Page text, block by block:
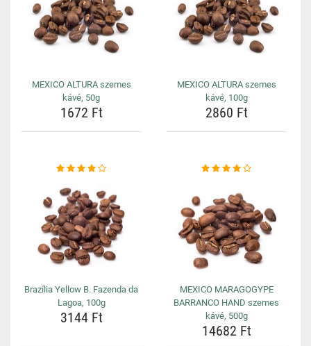
MEXICO ALTURA szemes
kávé, 50g
1672 Ft
MEXICO ALTURA szemes
kávé, 100g
2860 Ft
Brazília Yellow B. Fazenda da
Lagoa, 100g
3144 Ft
MEXICO MARAGOGYPE
BARRANCO HAND szemes
kávé, 500g
14682 Ft